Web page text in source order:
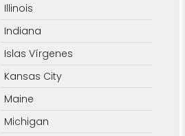
Illinois
Indiana
Islas Vírgenes
Kansas City
Maine
Michigan